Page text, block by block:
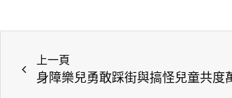
上一頁
身障樂兒勇敢踩街與搞怪兒童共度